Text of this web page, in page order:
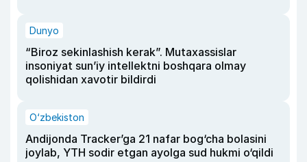
Dunyo
“Biroz sekinlashish kerak”. Mutaxassislar
insoniyat sun’iy intellektni boshqara olmay
qolishidan xavotir bildirdi
O‘zbekiston
Andijonda Tracker’ga 21 nafar bog‘cha bolasini
joylab, YTH sodir etgan ayolga sud hukmi o‘qildi